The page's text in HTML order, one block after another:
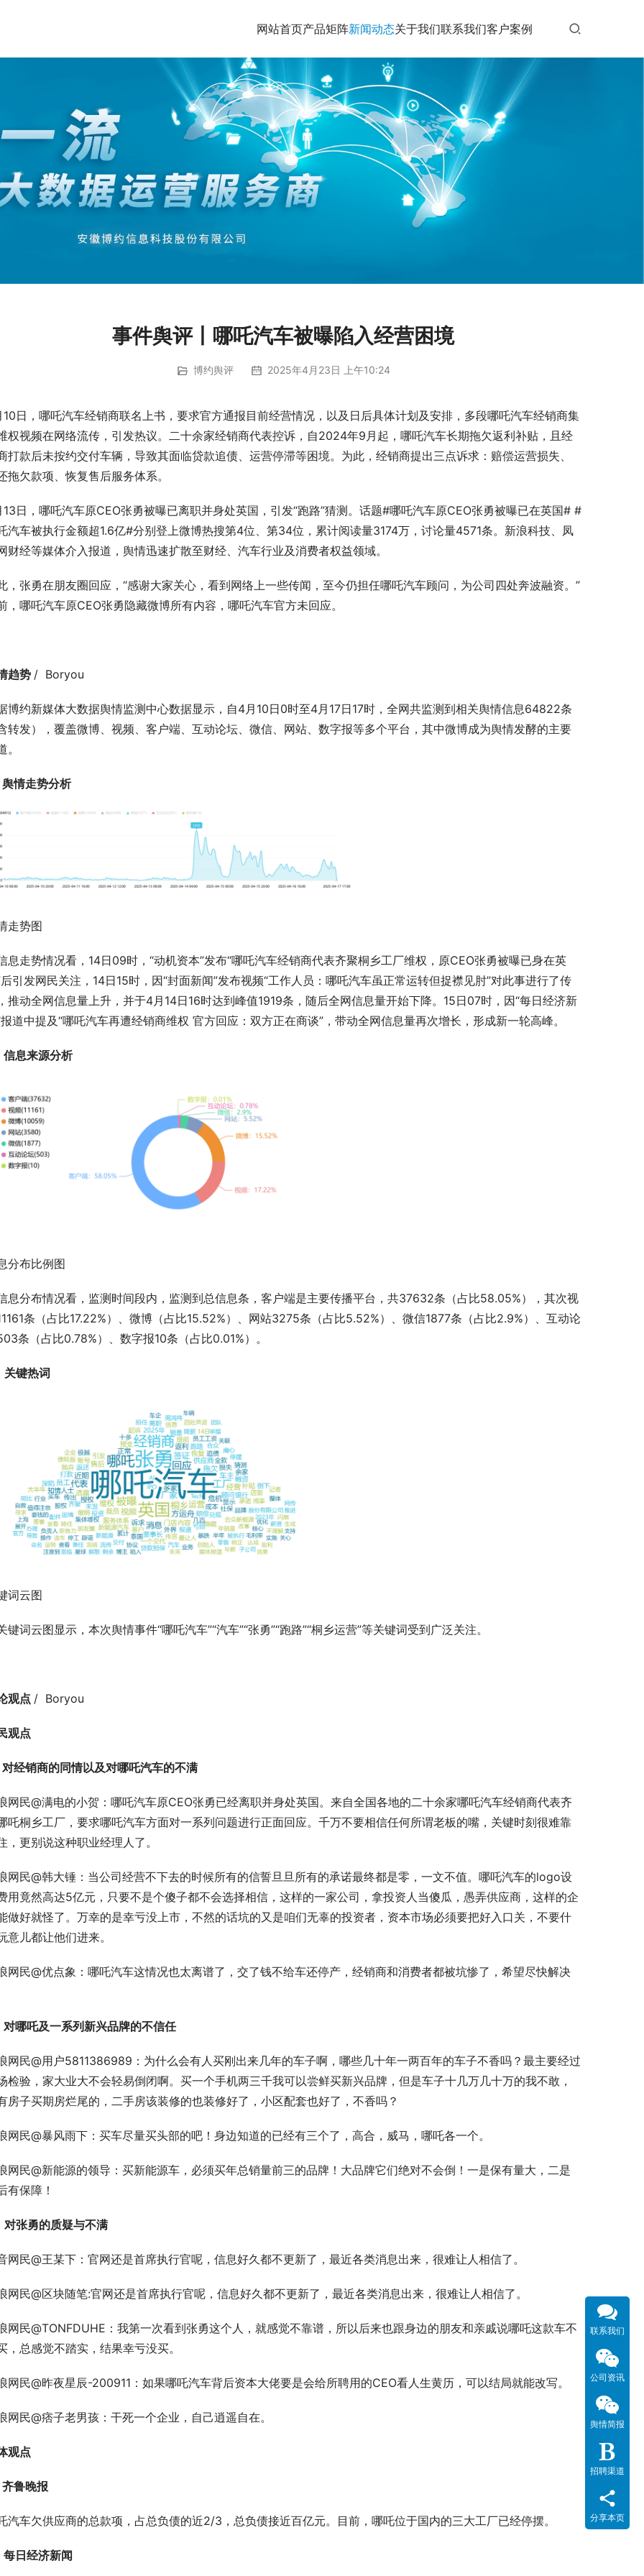
网站首页产品矩阵新闻动态关于我们联系我们客户案例
事件舆评丨哪吒汽车被曝陷入经营困境
博约舆评 2025年4月23日 上午10:24
10日，哪吒汽车经销商联名上书，要求官方通报目前经营情况，以及日后具体计划及安排，多段哪吒汽车经销商集
权视频在网络流传，引发热议。二十余家经销商代表控诉，自2024年9月起，哪吒汽车长期拖欠返利补贴，且经
打款后未按约交付车辆，导致其面临贷款追债、运营停滞等困境。为此，经销商提出三点诉求：赔偿运营损失、
拖欠款项、恢复售后服务体系。
13日，哪吒汽车原CEO张勇被曝已离职并身处英国，引发“跑路”猜测。话题#哪吒汽车原CEO张勇被曝已在英国# #
汽车被执行金额超1.6亿#分别登上微博热搜第4位、第34位，累计阅读量3174万，讨论量4571条。新浪科技、凤
财经等媒体介入报道，舆情迅速扩散至财经、汽车行业及消费者权益领域。
，张勇在朋友圈回应，“感谢大家关心，看到网络上一些传闻，至今仍担任哪吒汽车顾问，为公司四处奔波融资。”
，哪吒汽车原CEO张勇隐藏微博所有内容，哪吒汽车官方未回应。
趋势 /  Boryou
博约新媒体大数据舆情监测中心数据显示，自4月10日0时至4月17日17时，全网共监测到相关舆情信息64822条
含转发），覆盖微博、视频、客户端、互动论坛、微信、网站、数字报等多个平台，其中微博成为舆情发酵的主要
。
舆情走势分析
走势图
息走势情况看，14日09时，“动机资本”发布“哪吒汽车经销商代表齐聚桐乡工厂维权，原CEO张勇被曝已身在英
后引发网民关注，14日15时，因“封面新闻”发布视频“工作人员：哪吒汽车虽正常运转但捉襟见肘”对此事进行了传
推动全网信息量上升，并于4月14日16时达到峰值1919条，随后全网信息量开始下降。15日07时，因“每日经济新
报道中提及“哪吒汽车再遭经销商维权 官方回应：双方正在商谈”，带动全网信息量再次增长，形成新一轮高峰。
信息来源分析
分布比例图
息分布情况看，监测时间段内，监测到总信息条，客户端是主要传播平台，共37632条（占比58.05%），其次视
条（占比17.22%）、微博（占比15.52%）、网站3275条（占比5.52%）、微信1877条（占比2.9%）、互动论
条（占比0.78%）、数字报10条（占比0.01%）。
关键热词
词云图
键词云图显示，本次舆情事件“哪吒汽车”“汽车”“张勇”“跑路”“桐乡运营”等关键词受到广泛关注。
观点 /  Boryou
观点
对经销商的同情以及对哪吒汽车的不满
网民@满电的小贺：哪吒汽车原CEO张勇已经离职并身处英国。来自全国各地的二十余家哪吒汽车经销商代表齐
吒桐乡工厂，要求哪吒汽车方面对一系列问题进行正面回应。千万不要相信任何所谓老板的嘴，关键时刻很难靠
，更别说这种职业经理人了。
网民@韩大锤：当公司经营不下去的时候所有的信誓旦旦所有的承诺最终都是零，一文不值。哪吒汽车的logo设
用竟然高达5亿元，只要不是个傻子都不会选择相信，这样的一家公司，拿投资人当傻瓜，愚弄供应商，这样的企
做好就怪了。万幸的是幸亏没上市，不然的话坑的又是咱们无辜的投资者，资本市场必须要把好入口关，不要什
意儿都让他们进来。
网民@优点象：哪吒汽车这情况也太离谱了，交了钱不给车还停产，经销商和消费者都被坑惨了，希望尽快解决
对哪吒及一系列新兴品牌的不信任
网民@用户5811386989：为什么会有人买刚出来几年的车子啊，哪些几十年一两百年的车子不香吗？最主要经过
检验，家大业大不会轻易倒闭啊。买一个手机两三千我可以尝鲜买新兴品牌，但是车子十几万几十万的我不敢，
房子买期房烂尾的，二手房该装修的也装修好了，小区配套也好了，不香吗？
网民@暴风雨下：买车尽量买头部的吧！身边知道的已经有三个了，高合，威马，哪吒各一个。
网民@新能源的领导：买新能源车，必须买年总销量前三的品牌！大品牌它们绝对不会倒！一是保有量大，二是
有保障！
对张勇的质疑与不满
网民@王某下：官网还是首席执行官呢，信息好久都不更新了，最近各类消息出来，很难让人相信了。
网民@区块随笔:官网还是首席执行官呢，信息好久都不更新了，最近各类消息出来，很难让人相信了。
网民@TONFDUHE：我第一次看到张勇这个人，就感觉不靠谱，所以后来也跟身边的朋友和亲戚说哪吒这款车不
，总感觉不踏实，结果幸亏没买。
网民@昨夜星辰-200911：如果哪吒汽车背后资本大佬要是会给所聘用的CEO看人生黄历，可以结局就能改写。
网民@痞子老男孩：干死一个企业，自己逍遥自在。
观点
鲁晚报
汽车欠供应商的总款项，占总负债的近2/3，总负债接近百亿元。目前，哪吒位于国内的三大工厂已经停摆。
每日经济新闻
联系我们
公司资讯
舆情简报
招聘渠道
分享本页